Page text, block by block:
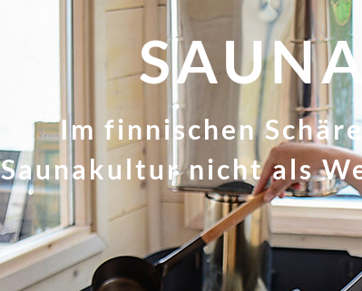
Im finnischen
Saunakultur nicht als